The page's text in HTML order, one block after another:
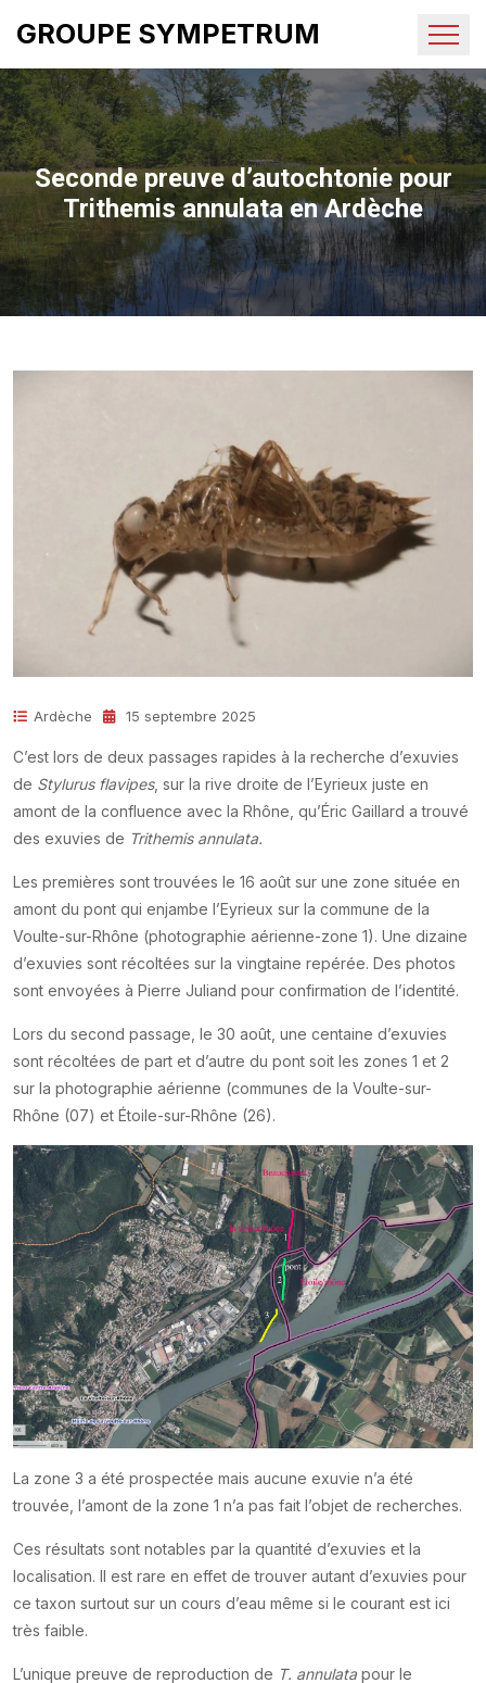
GROUPE SYMPETRUM
Seconde preuve d’autochtonie pour
Trithemis annulata en Ardèche
Ardèche 15 septembre 2025
C’est lors de deux passages rapides à la recherche d’exuvies
de Stylurus flavipes, sur la rive droite de l’Eyrieux juste en
amont de la confluence avec la Rhône, qu’Éric Gaillard a trouvé
des exuvies de Trithemis annulata.
Les premières sont trouvées le 16 août sur une zone située en
amont du pont qui enjambe l’Eyrieux sur la commune de la
Voulte-sur-Rhône (photographie aérienne-zone 1). Une dizaine
d’exuvies sont récoltées sur la vingtaine repérée. Des photos
sont envoyées à Pierre Juliand pour confirmation de l’identité.
Lors du second passage, le 30 août, une centaine d’exuvies
sont récoltées de part et d’autre du pont soit les zones 1 et 2
sur la photographie aérienne (communes de la Voulte-sur-
Rhône (07) et Étoile-sur-Rhône (26).
La zone 3 a été prospectée mais aucune exuvie n’a été
trouvée, l’amont de la zone 1 n’a pas fait l’objet de recherches.
Ces résultats sont notables par la quantité d’exuvies et la
localisation. Il est rare en effet de trouver autant d’exuvies pour
ce taxon surtout sur un cours d’eau même si le courant est ici
très faible.
L’unique preuve de reproduction de T. annulata pour le